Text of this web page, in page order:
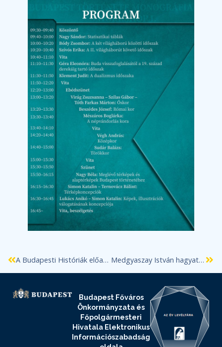
A Budapesti Históriák előadásai Medgyaszay István hagyatéka a levéltárban
Budapest Főváros
Önkormányzata és
Főpolgármesteri
Hivatala Elektronikus
Információszabadság